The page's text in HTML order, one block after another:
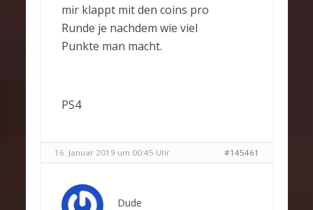
mir klappt mit den coins pro
Runde je nachdem wie viel
Punkte man macht.
PS4
16. Januar 2019 um 00:45 Uhr #145461
Dude